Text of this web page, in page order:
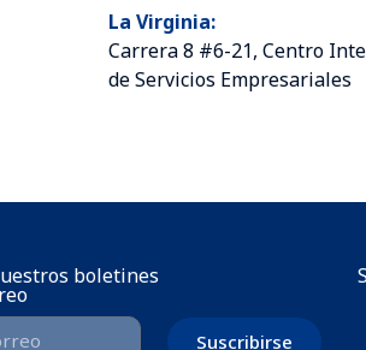
La Virginia:
Carrera 8 #6-21, Centro
de Servicios Empresariales
boletines
Suscribirse